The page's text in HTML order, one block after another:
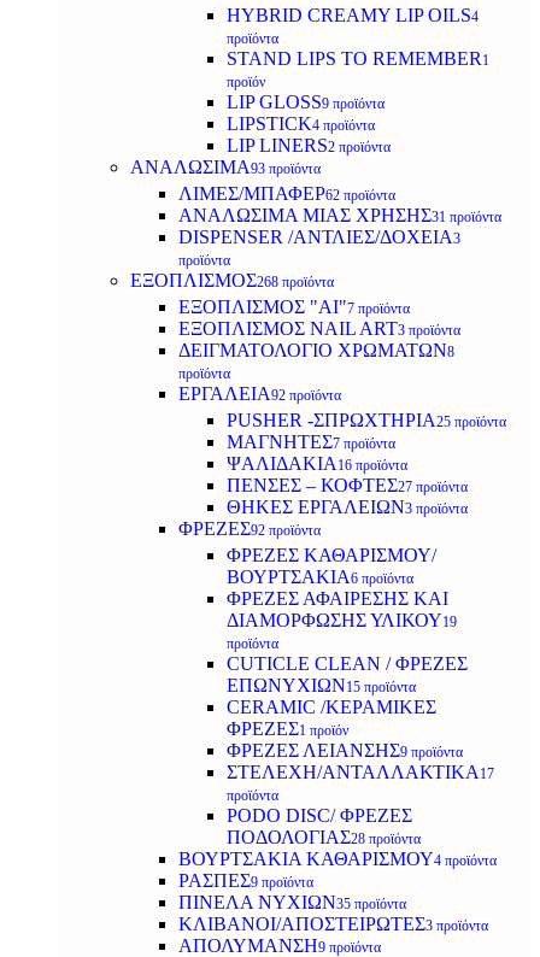
HYBRID CREAMY LIP OILS4
προϊόντα
STAND LIPS TO REMEMBER 1
προϊόν
LIP GLOSS9 προϊόντα
LIPSTICK4 προϊόντα
LIP LINERS2 προϊόντα
ΑΝΑΛΩΣΙΜΑ93 προϊόντα
ΛΙΜΕΣ/ΜΠΑΦΕΡ62 προϊόντα
ΑΝΑΛΩΣΙΜΑ ΜΙΑΣ ΧΡΗΣΗΣ31 προϊόντα
DISPENSER /ΑΝΤΛΙΕΣ/ΔΟΧΕΙΑ3
προϊόντα
ΕΞΟΠΛΙΣΜΟΣ268 προϊόντα
ΕΞΟΠΛΙΣΜΟΣ "AI"7 προϊόντα
ΕΞΟΠΛΙΣΜΟΣ NAIL ART3 προϊόντα
ΔΕΙΓΜΑΤΟΛΟΓΙΟ ΧΡΩΜΑΤΩΝ8
προϊόντα
ΕΡΓΑΛΕΙΑ92 προϊόντα
PUSHER -ΣΠΡΩΧΤΗΡΙΑ25 προϊόντα
ΜΑΓΝΗΤΕΣ7 προϊόντα
ΨΑΛΙΔΑΚΙΑ 16 προϊόντα
ΠΕΝΣΕΣ – ΚΟΦΤΕΣ27 προϊόντα
ΘΗΚΕΣ ΕΡΓΑΛΕΙΩΝ3 προϊόντα
ΦΡΕΖΕΣ92 προϊόντα
ΦΡΕΖΕΣ ΚΑΘΑΡΙΣΜΟΥ/
ΒΟΥΡΤΣΑΚΙΑ6 προϊόντα
ΦΡΕΖΕΣ ΑΦΑΙΡΕΣΗΣ ΚΑΙ
ΔΙΑΜΟΡΦΩΣΗΣ ΥΛΙΚΟΥ19
προϊόντα
CUTICLE CLEAN / ΦΡΕΖΕΣ
ΕΠΩΝΥΧΙΩΝ15 προϊόντα
CERAMIC /ΚΕΡΑΜΙΚΕΣ
ΦΡΕΖΕΣ1 προϊόν
ΦΡΕΖΕΣ ΛΕΙΑΝΣΗΣ9 προϊόντα
ΣΤΕΛΕΧΗ/ΑΝΤΑΛΛΑΚΤΙΚΑ 17
προϊόντα
PODO DISC/ ΦΡΕΖΕΣ
ΠΟΔΟΛΟΓΙΑΣ28 προϊόντα
ΒΟΥΡΤΣΑΚΙΑ ΚΑΘΑΡΙΣΜΟΥ4 προϊόντα
ΡΑΣΠΕΣ9 προϊόντα
ΠΙΝΕΛΑ ΝΥΧΙΩΝ35 προϊόντα
ΚΛΙΒΑΝΟΙ/ΑΠΟΣΤΕΙΡΩΤΕΣ3 προϊόντα
ΑΠΟΛΥΜΑΝΣΗ9 προϊόντα